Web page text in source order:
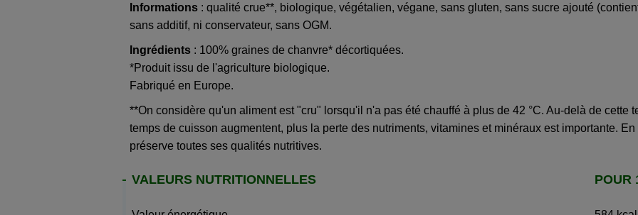
Informations : qualité crue**, biologique, végétalien, végane, sans gluten, sans sucre ajouté
sans additif, ni conservateur, sans OGM.
Ingrédients : 100% graines de chanvre* décortiquées.
*Produit issu de l'agriculture biologique.
Fabriqué en Europe.
**On considère qu'un aliment est "cru" lorsqu'il n'a pas été chauffé à plus de 42 °C. Au-delà de cette
temps de cuisson augmentent, plus la perte des nutriments, vitamines et minéraux est importante.
préserve toutes ses qualités nutritives.
VALEURS NUTRITIONNELLES POUR